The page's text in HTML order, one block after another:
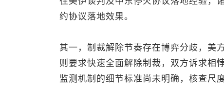
约协议落地效果。
其一，制裁解除节奏存在博弈分歧，美
则要求快速全面解除制裁，双方诉求相
监测机制的细节标准尚未明确，核查尺